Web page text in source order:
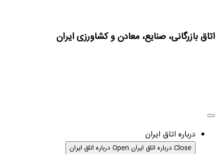
اتاق بازرگانی، صنایع، معادن و کشاورزی ایران
درباره اتاق ایران
Close درباره اتاق ایران Open درباره اتاق ایران